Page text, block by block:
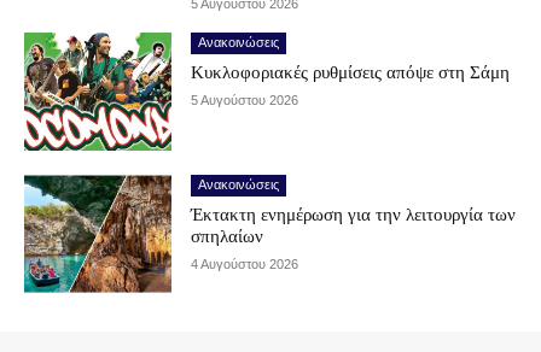
5 Αυγούστου 2026
Ανακοινώσεις
Κυκλοφοριακές ρυθμίσεις απόψε στη Σάμη
5 Αυγούστου 2026
Ανακοινώσεις
Έκτακτη ενημέρωση για την λειτουργία των
σπηλαίων
4 Αυγούστου 2026